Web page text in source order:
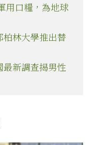
用口糧，為地球
林大學推出替
最新調查揭男性